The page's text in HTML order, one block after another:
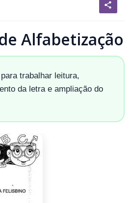
share
Alfabetização
trabalhar leitura,
da letra e ampliação do